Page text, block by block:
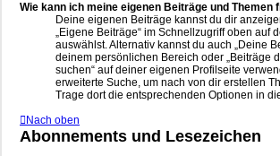
Wie kann ich meine eigenen Beiträge und Themen
Deine eigenen Beiträge kannst du dir
„Eigene Beiträge“ im Schnellzugriff oben auf
auswählst. Alternativ kannst du auch „Deine
deinem persönlichen Bereich oder „Beiträge
suchen“ auf deiner eigenen Profilseite
erweiterte Suche, um nach von dir erstellen
Trage dort die entsprechenden Optionen in
Nach oben
Abonnements und Lesezeichen